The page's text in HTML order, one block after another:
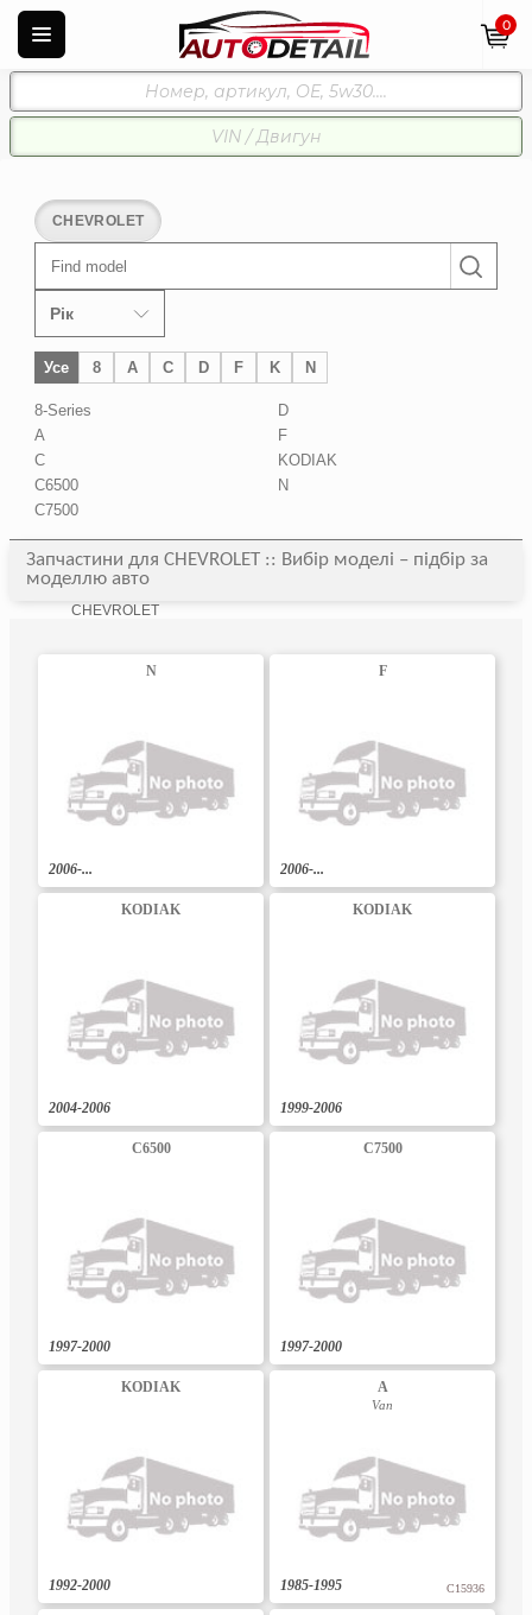
0
CHEVROLET
Find model
Рік
Усе 8 A C D F K N
8-Series
A
C
C6500
C7500
D
F
KODIAK
N
Запчастини для CHEVROLET :: Вибір моделі – підбір за
моделлю авто
CHEVROLET
N
2006-...
F
2006-...
KODIAK
2004-2006
KODIAK
1999-2006
C6500
1997-2000
C7500
1997-2000
KODIAK
1992-2000
A
Van
1985-1995 C15936